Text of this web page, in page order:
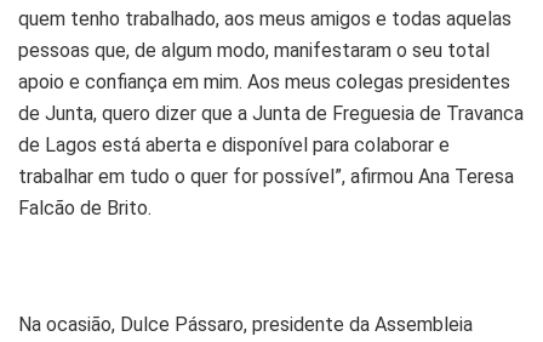
quem tenho trabalhado, aos meus amigos e todas aquelas
pessoas que, de algum modo, manifestaram o seu total
apoio e confiança em mim. Aos meus colegas presidentes
de Junta, quero dizer que a Junta de Freguesia de Travanca
de Lagos está aberta e disponível para colaborar e
trabalhar em tudo o quer for possível”, afirmou Ana Teresa
Falcão de Brito.
Na ocasião, Dulce Pássaro, presidente da Assembleia